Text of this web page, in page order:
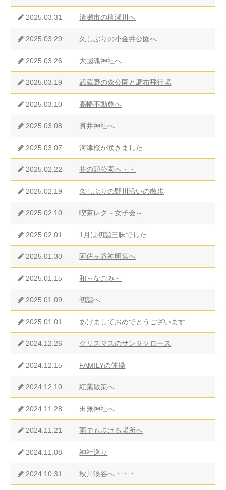
2025.03.31 清瀬市の柳瀬川へ
2025.03.29 久しぶりの小金井公園へ
2025.03.26 大國魂神社へ
2025.03.19 武蔵野の森公園と調布飛行場
2025.03.10 高幡不動尊へ
2025.03.08 貫井神社へ
2025.03.07 河津桜が咲きました
2025.02.22 井の頭公園へ・・
2025.02.19 久しぶりの野川沿いの散歩
2025.02.10 喫茶レク～女子会～
2025.02.01 1月は初詣三昧でした
2025.01.30 阿佐ヶ谷神明宮へ
2025.01.15 和～なごみ～
2025.01.09 初詣へ
2025.01.01 あけましておめでとうございます
2024.12.26 クリスマスのサンタクロース
2024.12.15 FAMILYの体操
2024.12.10 紅葉散策へ
2024.11.28 田無神社へ
2024.11.21 雨でも歩ける場所へ
2024.11.08 神社巡り
2024.10.31 秋川渓谷へ・・・